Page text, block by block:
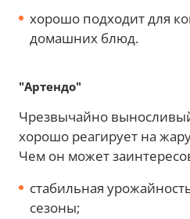
хорошо подходит для
домашних блюд.
"Артендо"
Чрезвычайно
хорошо реагирует на
Чем он может
стабильная
сезоны;